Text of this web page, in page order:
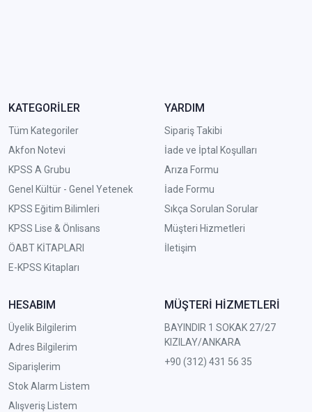
KATEGORİLER
Tüm Kategoriler
Akfon Notevi
KPSS A Grubu
Genel Kültür - Genel Yetenek
KPSS Eğitim Bilimleri
KPSS Lise & Önlisans
ÖABT KİTAPLARI
E-KPSS Kitapları
YARDIM
Sipariş Takibi
İade ve İptal Koşulları
Arıza Formu
İade Formu
Sıkça Sorulan Sorular
Müşteri Hizmetleri
İletişim
HESABIM
Üyelik Bilgilerim
Adres Bilgilerim
Siparişlerim
Stok Alarm Listem
Alışveriş Listem
MÜŞTERİ HİZMETLERİ
BAYINDIR 1 SOKAK 27/27
KIZILAY/ANKARA
+90 (312) 431 56 35